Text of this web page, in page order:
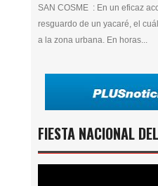
SAN COSME : En un eficaz
resguardo de un yacaré, el
a la zona urbana. En horas...
FIESTA NACIONAL